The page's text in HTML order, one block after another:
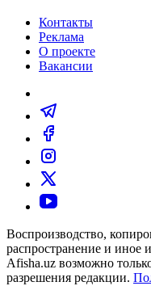
Контакты
Реклама
О проекте
Вакансии
Воспроизводство,
распространение и иное
Afisha.uz возможно
разрешения редакции.